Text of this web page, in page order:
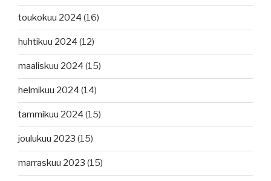
toukokuu 2024 (16)
huhtikuu 2024 (12)
maaliskuu 2024 (15)
helmikuu 2024 (14)
tammikuu 2024 (15)
joulukuu 2023 (15)
marraskuu 2023 (15)